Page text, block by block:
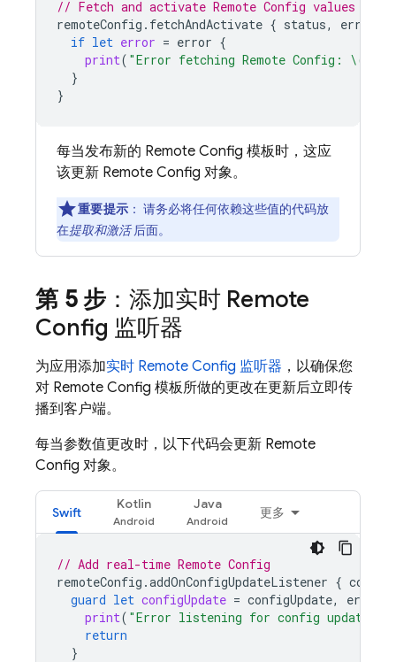
// Fetch and activate Remote Config values
remoteConfig . fetchAndActivate { status, error
if let error = error {
print( "Error fetching Remote Config : \(
}
}
每当发布新的 Remote Config 模板时，这应
该更新 Remote Config 对象。
重要提示 ： 请务必将任何依赖这些值的代码放
在提取和激活后面。
第 5 步 ：添加实时 Remote
Config 监听器
为应用添加实时 Remote Config 监听器 ，以确保您
对 Remote Config 模板所做的更改在更新后立即传
播到客户端。
每当参数值更改时，以下代码会更新 Remote
Config 对象。
Swift
Kotlin Java
更多
// Add real-time Remote Config
remoteConfig .addOnConfigUpdateListener {
guard let configUpdate = configUpdate, error
print( "Error listening for config updates:
return
}